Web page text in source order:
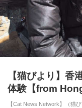
【猫びより】香
体験【from
【Cat News Network】（猫